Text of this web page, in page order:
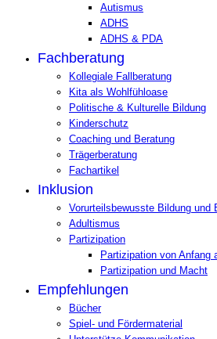
Autismus
ADHS
ADHS & PDA
Fachberatung
Kollegiale Fallberatung
Kita als Wohlfühloase
Politische & Kulturelle Bildung
Kinderschutz
Coaching und Beratung
Trägerberatung
Fachartikel
Inklusion
Vorurteilsbewusste Bildung und
Adultismus
Partizipation
Partizipation von Anfang
Partizipation und Macht
Empfehlungen
Bücher
Spiel- und Fördermaterial